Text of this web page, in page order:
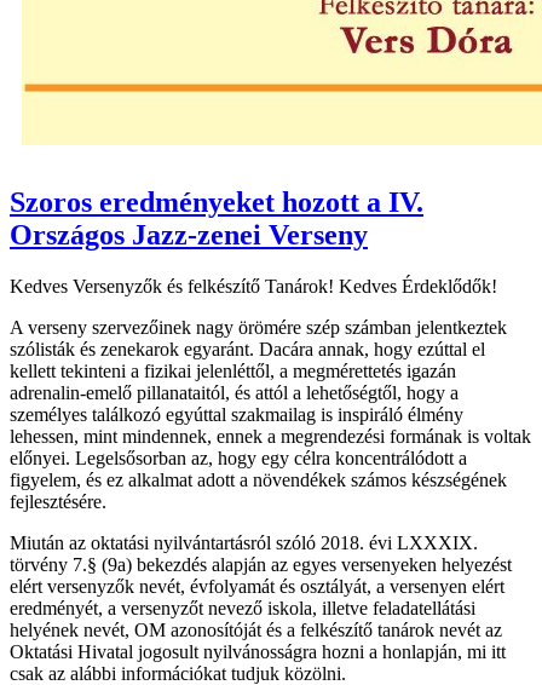
Szoros eredményeket hozott a IV.
Országos Jazz-zenei Verseny
Kedves Versenyzők és felkészítő Tanárok! Kedves Érdeklődők!
A verseny szervezőinek nagy örömére szép számban jelentkeztek
szólisták és zenekarok egyaránt. Dacára annak, hogy ezúttal el
kellett tekinteni a fizikai jelenléttől, a megmérettetés igazán
adrenalin-emelő pillanataitól, és attól a lehetőségtől, hogy a
személyes találkozó egyúttal szakmailag is inspiráló élmény
lehessen, mint mindennek, ennek a megrendezési formának is voltak
előnyei. Legelsősorban az, hogy egy célra koncentrálódott a
figyelem, és ez alkalmat adott a növendékek számos készségének
fejlesztésére.
Miután az oktatási nyilvántartásról szóló 2018. évi LXXXIX.
törvény 7.§ (9a) bekezdés alapján az egyes versenyeken helyezést
elért versenyzők nevét, évfolyamát és osztályát, a versenyen elért
eredményét, a versenyzőt nevező iskola, illetve feladatellátási
helyének nevét, OM azonosítóját és a felkészítő tanárok nevét az
Oktatási Hivatal jogosult nyilvánosságra hozni a honlapján, mi itt
csak az alábbi információkat tudjuk közölni.